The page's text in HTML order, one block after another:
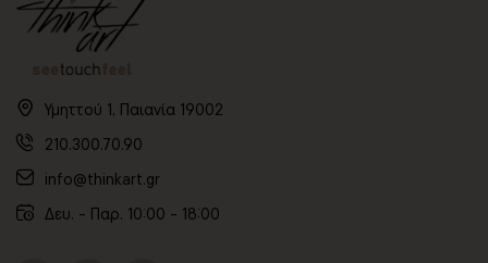
Υμηττού 1, Παιανία 19002
210.300.70.90
info@thinkart.gr
Δευ. - Παρ. 10:00 - 18:00